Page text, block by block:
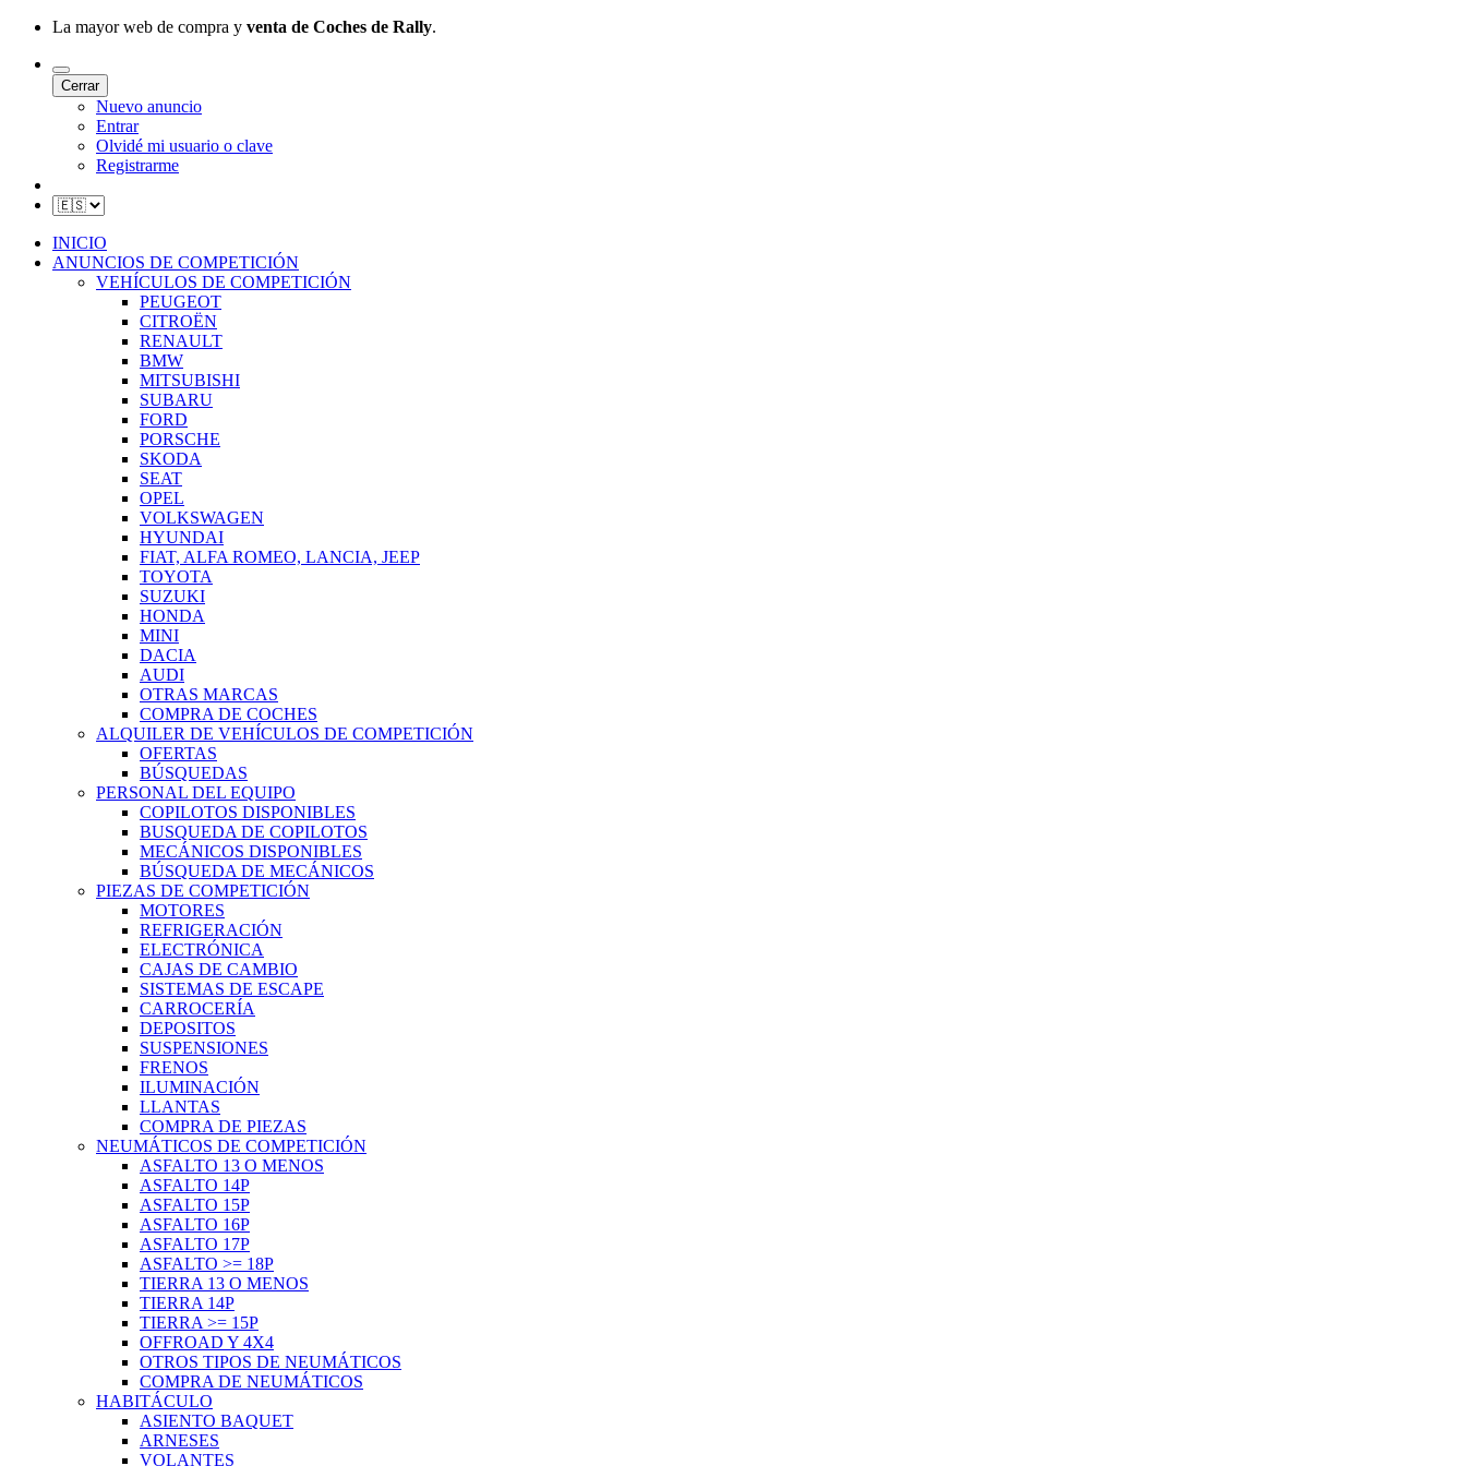
La mayor web de compra y venta de Coches de Rally.
Cerrar
Nuevo anuncio
Entrar
Olvidé mi usuario o clave
Registrarme
INICIO
ANUNCIOS DE COMPETICIÓN
VEHÍCULOS DE COMPETICIÓN
PEUGEOT
CITROËN
RENAULT
BMW
MITSUBISHI
SUBARU
FORD
PORSCHE
SKODA
SEAT
OPEL
VOLKSWAGEN
HYUNDAI
FIAT, ALFA ROMEO, LANCIA, JEEP
TOYOTA
SUZUKI
HONDA
MINI
DACIA
AUDI
OTRAS MARCAS
COMPRA DE COCHES
ALQUILER DE VEHÍCULOS DE COMPETICIÓN
OFERTAS
BÚSQUEDAS
PERSONAL DEL EQUIPO
COPILOTOS DISPONIBLES
BUSQUEDA DE COPILOTOS
MECÁNICOS DISPONIBLES
BÚSQUEDA DE MECÁNICOS
PIEZAS DE COMPETICIÓN
MOTORES
REFRIGERACIÓN
ELECTRÓNICA
CAJAS DE CAMBIO
SISTEMAS DE ESCAPE
CARROCERÍA
DEPOSITOS
SUSPENSIONES
FRENOS
ILUMINACIÓN
LLANTAS
COMPRA DE PIEZAS
NEUMÁTICOS DE COMPETICIÓN
ASFALTO 13 O MENOS
ASFALTO 14P
ASFALTO 15P
ASFALTO 16P
ASFALTO 17P
ASFALTO >= 18P
TIERRA 13 O MENOS
TIERRA 14P
TIERRA >= 15P
OFFROAD Y 4X4
OTROS TIPOS DE NEUMÁTICOS
COMPRA DE NEUMÁTICOS
HABITÁCULO
ASIENTO BAQUET
ARNESES
VOLANTES